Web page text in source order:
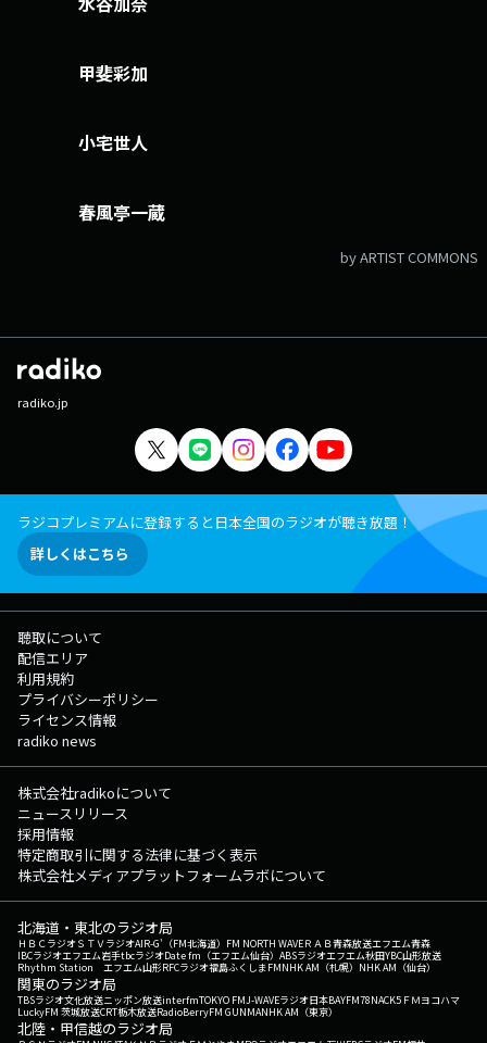
甲斐彩加
小宅世人
春風亭一蔵
by ARTIST COMMONS
radiko.jp
ラジコプレミアムに登録すると日本全国のラジオが聴き放題！
詳しくはこちら
聴取について
配信エリア
利用規約
プライバシーポリシー
ライセンス情報
radiko news
株式会社radikoについて
ニュースリリース
採用情報
特定商取引に関する法律に基づく表示
株式会社メディアプラットフォームラボについて
北海道・東北のラジオ局
ＨＢＣラジオＳＴＶラジオAIR-G'（FM北海道） FM NORTH WAVEＲＡＢ青森放送エフエム青森
IBCラジオエフエム岩手tbcラジオDate fm（エフエム仙台） ABSラジオエフエム秋田YBC山形放送
Rhythm Station エフエム山形RFCラジオ福島ふくしまFMNHK AM（札幌） NHK AM（仙台）
関東のラジオ局
TBSラジオ文化放送ニッポン放送interfmTOKYO FMJ-WAVEラジオ日本BAYFM78NACK5 ＦＭヨコハマ
LuckyFM 茨城放送CRT栃木放送RadioBerryFM GUNMANHK AM（東京）
北陸・甲信越のラジオ局